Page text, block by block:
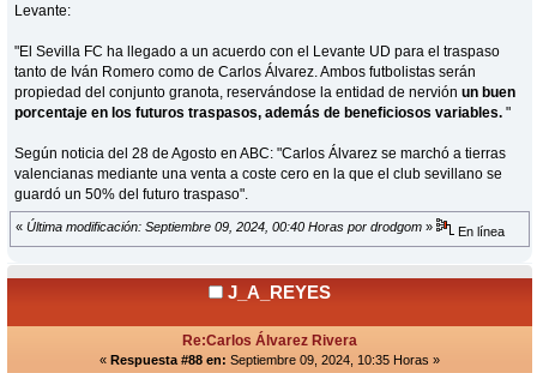
Levante:
"El Sevilla FC ha llegado a un acuerdo con el Levante UD para el traspaso
tanto de Iván Romero como de Carlos Álvarez. Ambos futbolistas serán
propiedad del conjunto granota, reservándose la entidad de nerviónun buen
porcentaje en los futuros traspasos, además de beneficiosos variables."
Según noticia del 28 de Agosto en ABC: "Carlos Álvarez se marchó a tierras
valencianas mediante una venta a coste cero en la que el club sevillano se
guardó un 50% del futuro traspaso".
« Última modificación: Septiembre 09, 2024, 00:40 Horas por drodgom » En línea
J_A_REYES
Re:Carlos Álvarez Rivera
« Respuesta #88 en: Septiembre 09, 2024, 10:35 Horas »